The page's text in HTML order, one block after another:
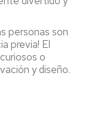
personas son
previa! El
o
y diseño.